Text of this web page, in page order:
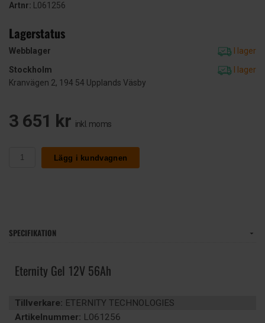
Artnr: L061256
Lagerstatus
Webblager
I lager
Stockholm
I lager
Kranvägen 2, 194 54 Upplands Väsby
3 651 kr inkl. moms
Lägg i kundvagnen
SPECIFIKATION
Eternity Gel 12V 56Ah
Tillverkare: ETERNITY TECHNOLOGIES
Artikelnummer: L061256